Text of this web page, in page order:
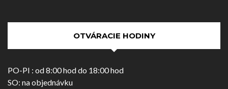
OTVÁRACIE HODINY
PO-PI : od 8:00 hod do 18:00 hod
SO: na objednávku